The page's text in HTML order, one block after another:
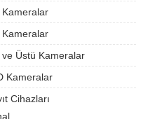
Kameralar
Kameralar
ve Üstü Kameralar
Kameralar
Cihazları